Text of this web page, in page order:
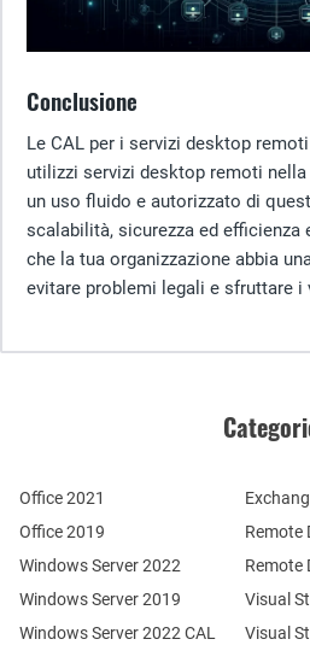
Conclusione
Le CAL per i servizi desktop
utilizzi servizi desktop remoti
un uso fluido e autorizzato di
scalabilità, sicurezza ed
che la tua organizzazione abbia
evitare problemi legali e sfruttare i
Office 2021
Office 2019
Windows Server 2022
Windows Server 2019
Windows Server 2022 CAL
Remote
Remote
Visual
Visual